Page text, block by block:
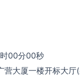
00分00秒
营大厦一楼开标大厅